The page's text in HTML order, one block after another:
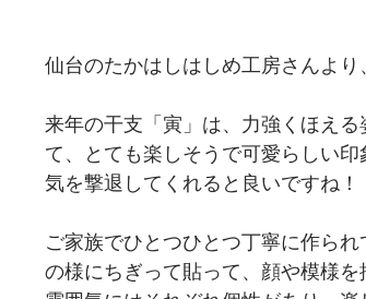
仙台のたかはしはしめ工房さんよ
来年の干支「寅」は、力強くほえ
て、とても楽しそうで可愛らしい
気を撃退してくれると良いですね！
ご家族でひとつひとつ丁寧に作ら
の様にちぎって貼って、顔や模様